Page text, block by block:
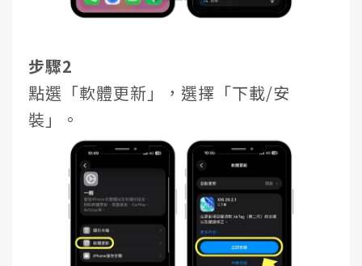
步驟2
點選「軟體更新」，選擇「下載/安
裝」。